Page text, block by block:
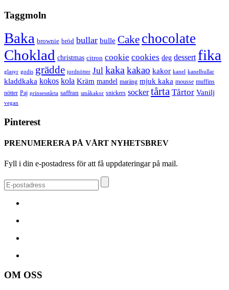
Taggmoln
Baka brownie bröd bullar bulle Cake chocolate
Choklad christmas citron cookie cookies deg dessert fika
glasyr godis grädde jordnötter Jul kaka kakao kakor kanel kanelbullar
kladdkaka kokos kola Kräm mandel maräng mjuk kaka mousse muffins
nötter Paj prinsesstårta saffran småkakor snickers socker tårta Tårtor Vanilj
vegan
Pinterest
PRENUMERERA PÅ VÅRT NYHETSBREV
Fyll i din e-postadress för att få uppdateringar på mail.
OM OSS